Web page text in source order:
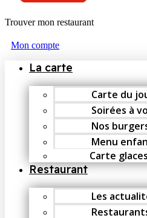
Trouver mon restaurant
Mon compte
La carte
Carte du
Soirées à
Nos
Menu
Carte glaces
Restaurant
Les